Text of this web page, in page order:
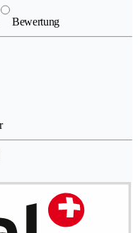
Bewertung